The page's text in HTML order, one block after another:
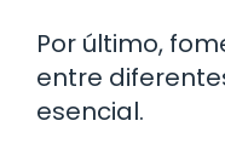
Por último,
entre
esencial.